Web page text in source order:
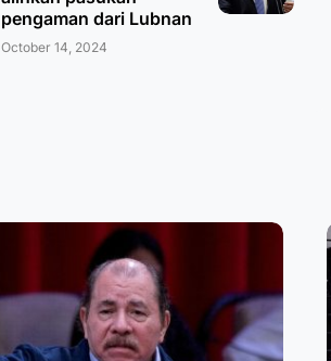
pengaman dari Lubnan
October 14, 2024